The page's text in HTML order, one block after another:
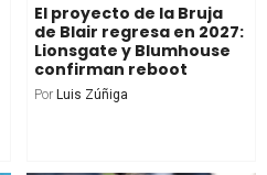
El proyecto de la Bruja
de Blair regresa en 2027:
Lionsgate y Blumhouse
confirman reboot
Por Luis Zúñiga